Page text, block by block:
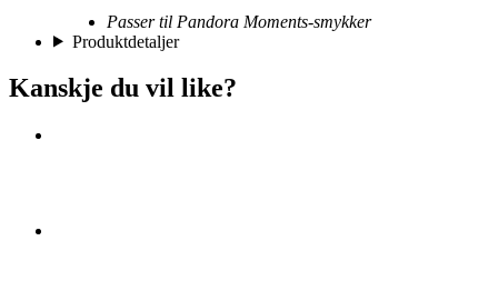
Passer til Pandora Moments-smykker
Produktdetaljer
Kanskje du vil like?